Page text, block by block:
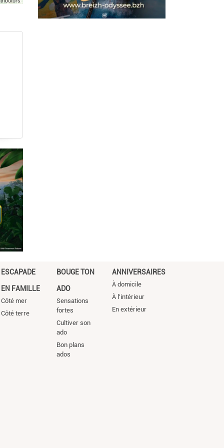
ESCAPADE
EN FAMILLE
Côté mer
Côté terre
BOUGE TON
ADO
Sensations
fortes
Cultiver son
ado
Bon plans
ados
ANNIVERSAIRES
À domicile
À l'intérieur
En extérieur